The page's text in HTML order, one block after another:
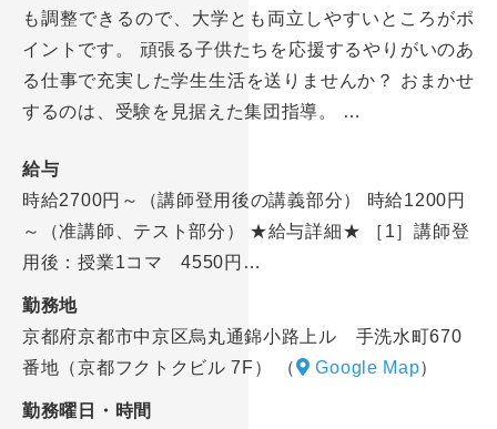
も調整できるので、大学とも両立しやすいところがポ
イントです。 頑張る子供たちを応援するやりがいのあ
る仕事で充実した学生生活を送りませんか？ おまかせ
するのは、受験を見据えた集団指導。 …
給与
時給2700円～（講師登用後の講義部分） 時給1200円
～（准講師、テスト部分） ★給与詳細★ ［1］講師登
用後：授業1コマ 4550円…
勤務地
京都府京都市中京区烏丸通錦小路上ル 手洗水町670
番地（京都フクトクビル 7F）
（ Google Map）
勤務曜日・時間